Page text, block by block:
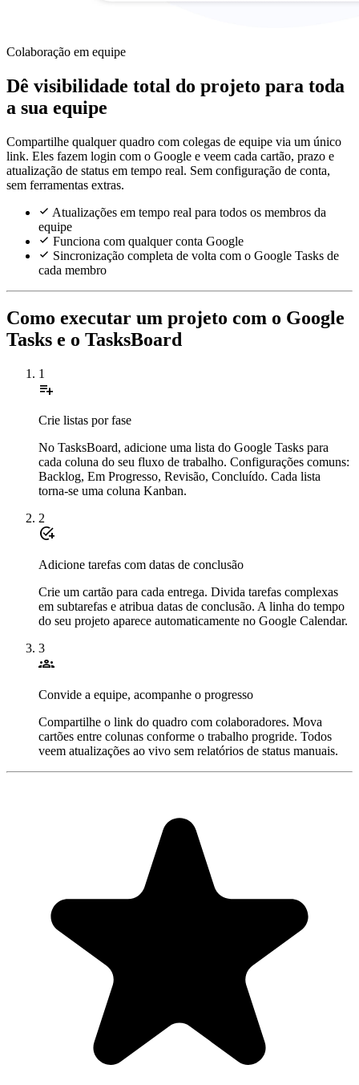
Colaboração em equipe
Dê visibilidade total do projeto para toda
a sua equipe
Compartilhe qualquer quadro com colegas de equipe via um único
link. Eles fazem login com o Google e veem cada cartão, prazo e
atualização de status em tempo real. Sem configuração de conta,
sem ferramentas extras.
Atualizações em tempo real para todos os membros da
equipe
Funciona com qualquer conta Google
Sincronização completa de volta com o Google Tasks de
cada membro
Como executar um projeto com o Google
Tasks e o TasksBoard
1
playlist_add
Crie listas por fase
No TasksBoard, adicione uma lista do Google Tasks para
cada coluna do seu fluxo de trabalho. Configurações comuns:
Backlog, Em Progresso, Revisão, Concluído. Cada lista
torna-se uma coluna Kanban.
2
add_task
Adicione tarefas com datas de conclusão
Crie um cartão para cada entrega. Divida tarefas complexas
em subtarefas e atribua datas de conclusão. A linha do tempo
do seu projeto aparece automaticamente no Google Calendar.
3
groups
Convide a equipe, acompanhe o progresso
Compartilhe o link do quadro com colaboradores. Mova
cartões entre colunas conforme o trabalho progride. Todos
veem atualizações ao vivo sem relatórios de status manuais.
"Always have 101 things to do and this helps me organize and
prioritize like no other app can. It syncs to my phone and laptop, and
when I add dates to tasks, they automatically integrate into my
Google Calendar, which is immensely convenient. I can look at my
daily, weekly, and monthly overview in Google Calendar and
clearly see how much I was able to accomplish! Great tool indeed.
Excited to see how it will evolve over time."